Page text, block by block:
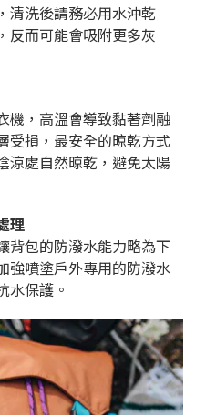
清洗後請務必用水沖乾
反而可能會吸附更多灰
機，高溫會導致黏著劑融
受損，最安全的晾乾方式
涼處自然晾乾，避免太陽
理
背包的防潑水能力略為下
強噴塗戶外專用的防潑水
水保護。